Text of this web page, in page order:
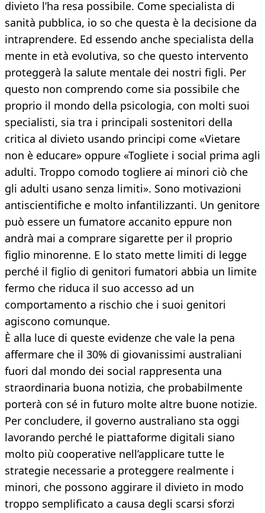
divieto l’ha resa possibile. Come specialista di
sanità pubblica, io so che questa è la decisione da
intraprendere. Ed essendo anche specialista della
mente in età evolutiva, so che questo intervento
proteggerà la salute mentale dei nostri figli. Per
questo non comprendo come sia possibile che
proprio il mondo della psicologia, con molti suoi
specialisti, sia tra i principali sostenitori della
critica al divieto usando principi come «Vietare
non è educare» oppure «Togliete i social prima agli
adulti. Troppo comodo togliere ai minori ciò che
gli adulti usano senza limiti». Sono motivazioni
antiscientifiche e molto infantilizzanti. Un genitore
può essere un fumatore accanito eppure non
andrà mai a comprare sigarette per il proprio
figlio minorenne. E lo stato mette limiti di legge
perché il figlio di genitori fumatori abbia un limite
fermo che riduca il suo accesso ad un
comportamento a rischio che i suoi genitori
agiscono comunque.
È alla luce di queste evidenze che vale la pena
affermare che il 30% di giovanissimi australiani
fuori dal mondo dei social rappresenta una
straordinaria buona notizia, che probabilmente
porterà con sé in futuro molte altre buone notizie.
Per concludere, il governo australiano sta oggi
lavorando perché le piattaforme digitali siano
molto più cooperative nell’applicare tutte le
strategie necessarie a proteggere realmente i
minori, che possono aggirare il divieto in modo
troppo semplificato a causa degli scarsi sforzi